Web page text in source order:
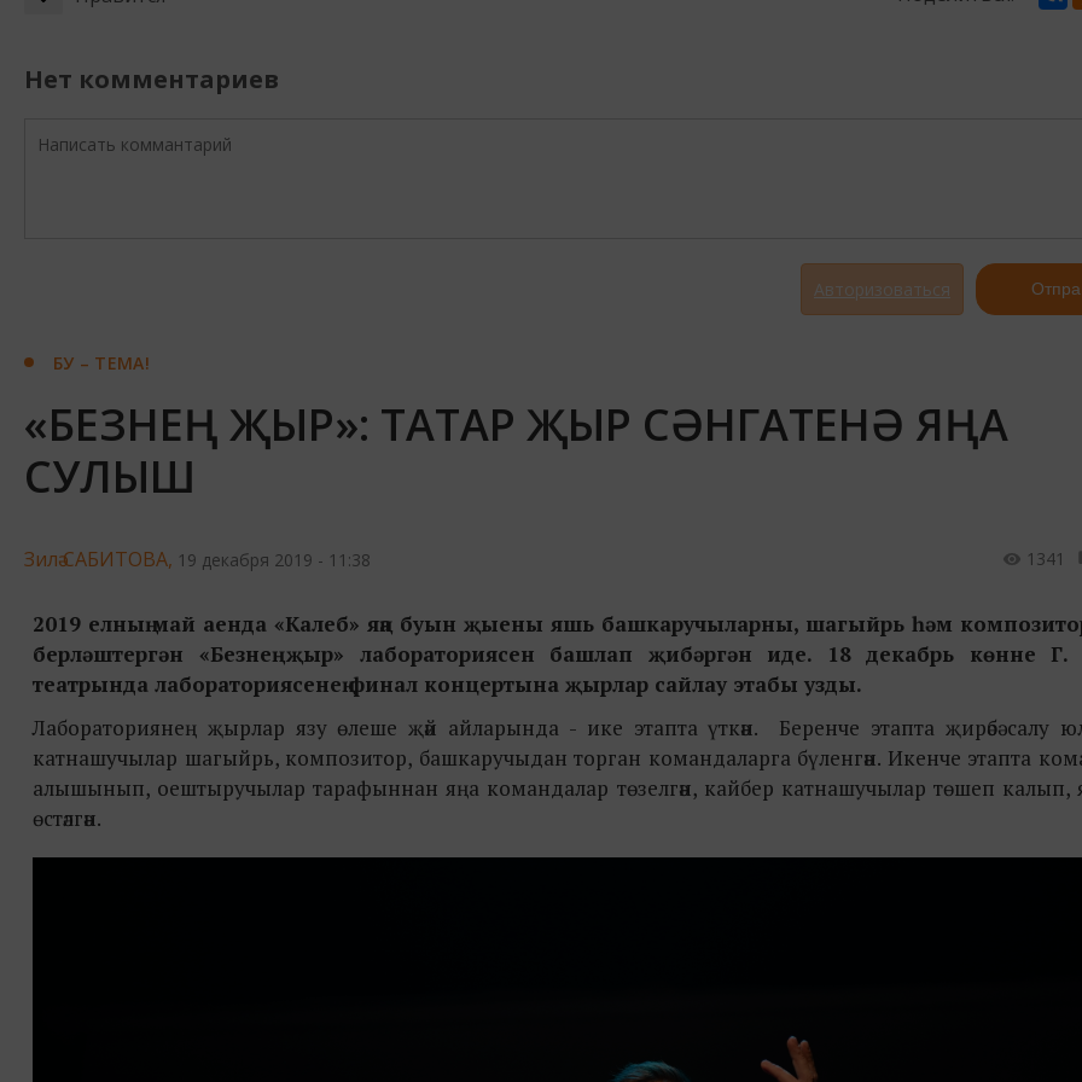
Нет комментариев
Авторизоваться
БУ – ТЕМА!
«БЕЗНЕҢ ҖЫР»: ТАТАР ҖЫР СӘНГАТЕНӘ ЯҢА
СУЛЫШ
Зилә САБИТОВА, 19 декабря 2019 - 11:38 1341
2019 елның май аенда «Калеб» яңа буын җыены яшь башкаручыларны, шагыйрь һәм
берләштергән «Безнең җыр» лабораториясен башлап җибәргән иде. 18 декабрь көнне Г.
театрында лабораториясенең финал концертына җырлар сайлау этабы узды.
Лабораториянең җырлар язу өлеше җәй айларында - ике этапта үткән. Беренче этапта җирәбә салу
катнашучылар шагыйрь, композитор, башкаручыдан торган командаларга бүленгән. Икенче этапта
алышынып, оештыручылар тарафыннан яңа командалар төзелгән, кайбер катнашучылар төшеп калып,
өстәлгән.